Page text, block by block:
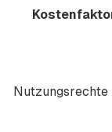
Nutzungsrechte